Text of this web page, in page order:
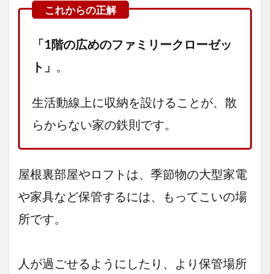
「1階の広めのファミリークローゼッ
ト」
生活動線上に収納を設けることが、散
らからない家の鉄則です。
屋根裏部屋やロフトは、季節物の大型家電
や家具など保管するには、もってこいの場
所です。
人が過ごせるようにしたり、より保管場所